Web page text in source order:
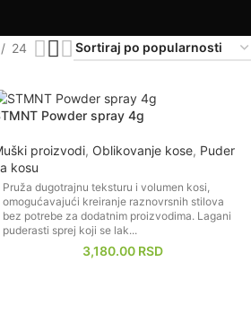
je samo malo pudera da postignete
Ako želite frizuru koja izgleda prirodno i
i dodati željeni volumen uz minimalan
24
Powder spray 4g
proizvodi, Oblikovanje kose, Puder
kosu
3,180.00 RSD
Pruža dugotrajnu teksturu i volumen kosi,
omogućavajući kreiranje raznovrsnih stilova
bez potrebe za dodatnim proizvodima. Lagani
puderasti sprej koji se lak...